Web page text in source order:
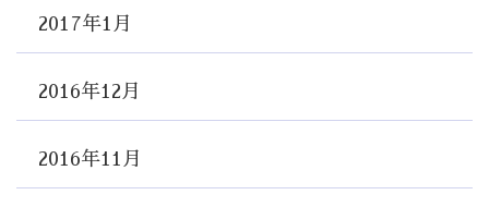
2017年1月
2016年12月
2016年11月